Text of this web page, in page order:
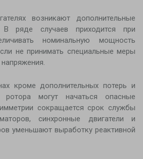
возникают дополнительные
ряде случаев приходится при
номинальную мощность
не принимать специальные меры
кроме дополнительных потерь и
могут начаться опасные
сокращается срок службы
синхронные двигатели и
уменьшают выработку реактивной